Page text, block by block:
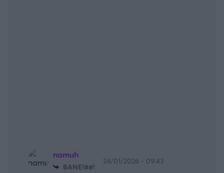
namuh
BANE!##!
24/01/2026 - 09:43